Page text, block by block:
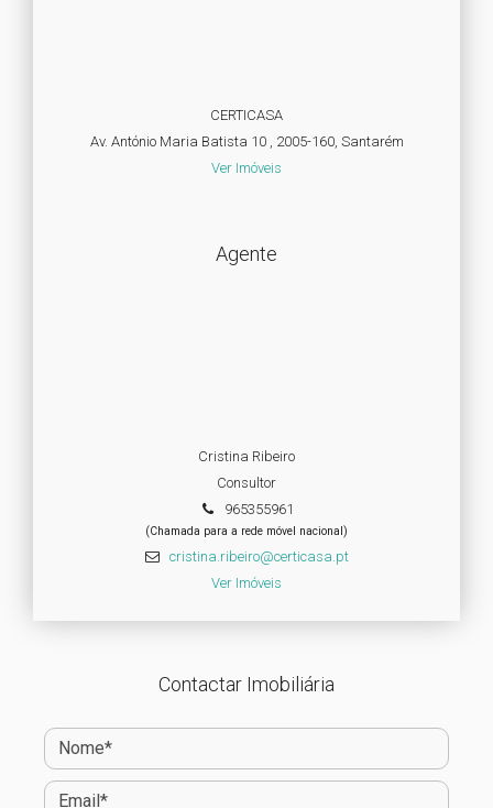
CERTICASA
Av. António Maria Batista 10 , 2005-160, Santarém
Ver Imóveis
Agente
Cristina Ribeiro
Consultor
965355961
(Chamada para a rede móvel nacional)
cristina.ribeiro@certicasa.pt
Ver Imóveis
Contactar Imobiliária